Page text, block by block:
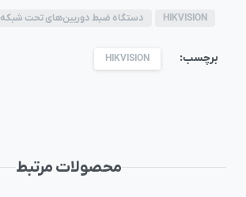
HIKVISION دستگاه ضبط دوربین‌های تحت شبکه
برچسب: HIKVISION
محصولات مرتبط